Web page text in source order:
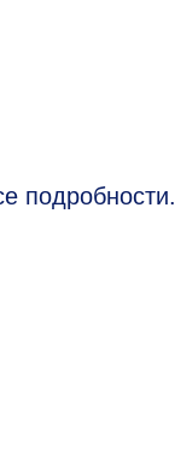
подробности.